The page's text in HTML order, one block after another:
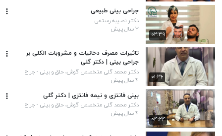
۰۲:۳۹
جراحی بینی طبیعی
دکتر نصیبه رستمی
۳ سال پیش
۰۱:۳۶
تاثیرات مصرف دخانیات و مشروبات الکلی بر
جراحی بینی | دکتر گلی
دکتر محمد گلی متخصص گوش، حلق و بینی - جراح
پلاستیک بینی و صورت
۴ سال پیش
۰۴:۲۴
بینی فانتزی و نیمه فانتزی | دکتر گلی
دکتر محمد گلی متخصص گوش، حلق و بینی - جراح
پلاستیک بینی و صورت
۴ سال پیش